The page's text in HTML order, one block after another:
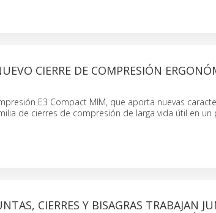
CIERRE DE COMPRESIÓN
E3 Compact MIM, que aporta nuevas
de cierres de compresión de larga vida útil en un
CIERRES Y BISAGRAS TRABAJAN